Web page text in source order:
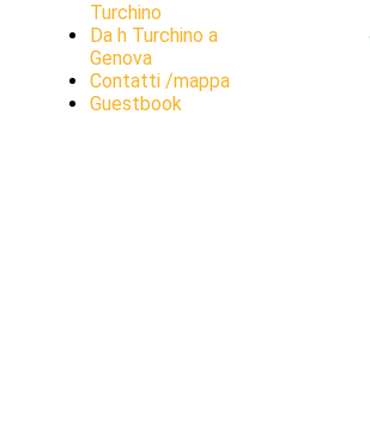
Turchino
Da h Turchino a
Genova
Contatti /mappa
Guestbook